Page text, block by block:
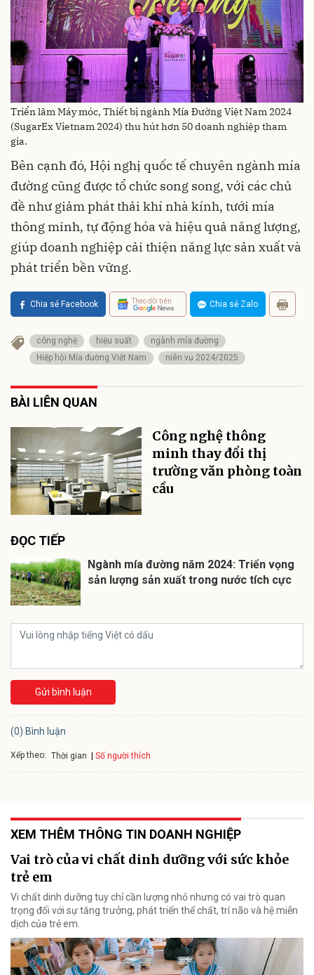
Triển lãm Máy móc, Thiết bị ngành Mía Đường Việt Nam 2024
(SugarEx Vietnam 2024) thu hút hơn 50 doanh nghiệp tham
gia.
Bên cạnh đó, Hội nghị quốc tế chuyên ngành mía
đường cũng được tổ chức song song, với các chủ
đề như giảm phát thải khí nhà kính, tưới mía
thông minh, tự động hóa và hiệu quả năng lượng,
giúp doanh nghiệp cải thiện năng lực sản xuất và
phát triển bền vững.
Chia sẻ Facebook Theo dõi trên Chia sẻ Zalo
công nghệ hiệu suất
ngành mía đường
Hiệp hội Mía đường Việt Nam
niên vụ 2024/2025
BÀI LIÊN QUAN
Công nghệ thông
minh thay đổi thị
trường văn phòng toàn
cầu
ĐỌC TIẾP
Ngành mía đường năm 2024: Triển vọng
sản lượng sản xuất trong nước tích cực
Gửi bình luận
(0) Bình luận
Xếp theo: Thời gian Số người thích
XEM THÊM THÔNG TIN DOANH NGHIỆP
Vai trò của vi chất dinh dưỡng với sức khỏe
trẻ em
Vi chất dinh dưỡng tuy chỉ cần lượng nhỏ nhưng có vai trò quan
trọng đối với sự tăng trưởng, phát triển thể chất, trí não và hệ miễn
dịch của trẻ em.